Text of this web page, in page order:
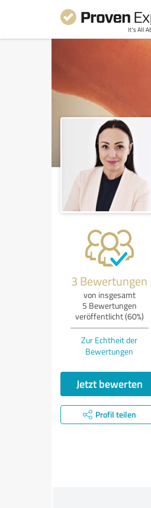
3 Bewertungen
von insgesamt
5 Bewertungen
veröffentlicht (60%)
Zur Echtheit der
Bewertungen
Jetzt bewerten
Profil teilen